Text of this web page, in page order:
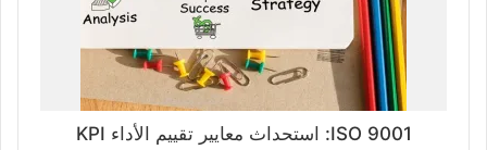
ISO 9001: استحداث معايير تقييم الأداء KPI